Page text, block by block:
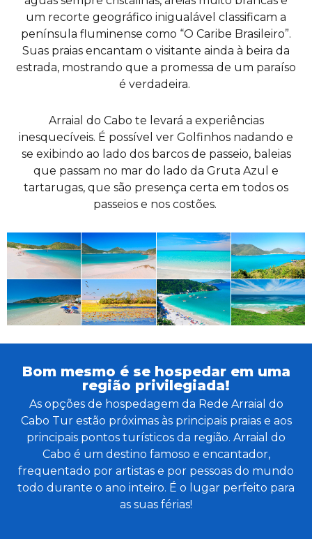
um recorte geográfico inigualável classificam a
península fluminense como “O Caribe Brasileiro”.
Suas praias encantam o visitante ainda à beira da
estrada, mostrando que a promessa de um paraíso
é verdadeira.
Arraial do Cabo te levará a experiências
inesquecíveis. É possível ver Golfinhos nadando e
se exibindo ao lado dos barcos de passeio, baleias
que passam no mar do lado da Gruta Azul e
tartarugas, que são presença certa em todos os
passeios e nos costões.
Bom mesmo é se hospedar em uma
região privilegiada!
As opções de hospedagem da Rede Arraial do
Cabo Tur estão próximas às principais praias e aos
principais pontos turísticos da região. Arraial do
Cabo é um destino famoso e encantador,
frequentado por artistas e por pessoas do mundo
todo durante o ano inteiro. É o lugar perfeito para
as suas férias!